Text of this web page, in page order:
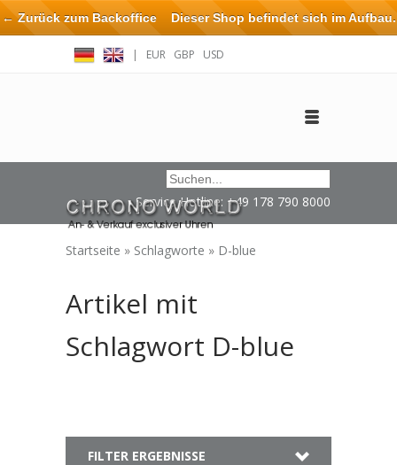
| EUR GBP USD
Service Hotline: +49 178 790 8000
Startseite » Schlagworte » D-blue
Artikel mit
Schlagwort D-blue
FILTER ERGEBNISSE
← Zurück zum BackofficeDieser Shop befindet sich im Aufbau.
Eventuell können nicht alle Bestellungen eingehalten oder erfüllt